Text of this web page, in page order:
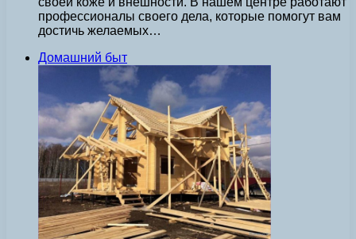
профессионалы своего дела, которые помогут вам
достичь желаемых…
Домашний быт